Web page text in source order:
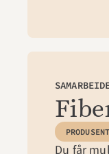
Du får